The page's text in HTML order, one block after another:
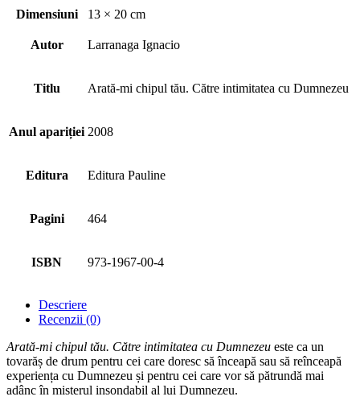
Dimensiuni 13 × 20 cm
Autor Larranaga Ignacio
Titlu Arată-mi chipul tău. Către intimitatea cu Dumnezeu
Anul apariției 2008
Editura Editura Pauline
Pagini 464
ISBN 973-1967-00-4
Descriere
Recenzii (0)
Arată-mi chipul tău. Către intimitatea cu Dumnezeu este ca un
tovarăș de drum pentru cei care doresc să înceapă sau să reînceapă
experiența cu Dumnezeu și pentru cei care vor să pătrundă mai
adânc în misterul insondabil al lui Dumnezeu.